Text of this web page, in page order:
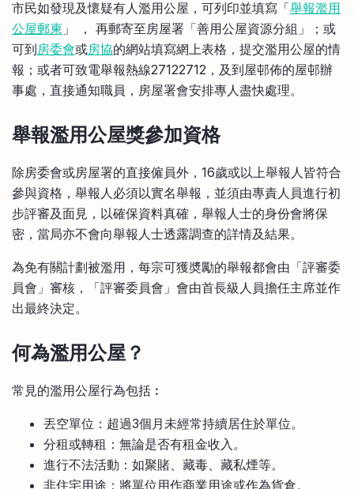
市民如發現及懷疑有人濫用公屋，可列印並填寫「舉報濫用
公屋郵柬 」 ， 再郵寄至房屋署「善用公屋資源分組」；或
可到房委會或房協的網站填寫網上表格，提交濫用公屋的情
報；或者可致電舉報熱線27122712，及到屋邨佈的屋邨辦
事處，直接通知職員，房屋署會安排專人盡快處理。
舉報濫用公屋獎參加資格
除房委會或房屋署的直接僱員外，16歲或以上舉報人皆符合
參與資格，舉報人必須以實名舉報，並須由專責人員進行初
步評審及面見，以確保資料真確，舉報人士的身份會將保
密，當局亦不會向舉報人士透露調查的詳情及結果。
為免有關計劃被濫用，每宗可獲奬勵的舉報都會由「評審委
員會」審核，「評審委員會」會由首長級人員擔任主席並作
出最終決定。
何為濫用公屋？
常見的濫用公屋行為包括︰
丟空單位：超過3個月未經常持續居住於單位。
分租或轉租：無論是否有租金收入。
進行不法活動：如聚賭、藏毒、藏私煙等。
非住宅用途：將單位用作商業用途或作為貨倉。